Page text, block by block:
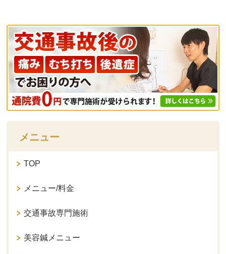
メニュー
TOP
メニュー/料金
交通事故専門施術
美容鍼メニュー